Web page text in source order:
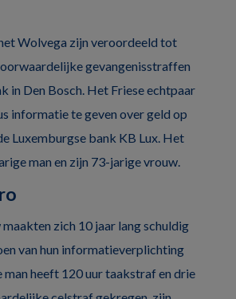
Wolvega zijn veroordeeld tot
gevangenisstraffen
in Den Bosch. Het Friese echtpaar
informatie te geven over geld op
Luxemburgse bank KB Lux. Het
man en zijn 73-jarige vrouw.
maakten zich 10 jaar lang schuldig
van hun informatieverplichting
man heeft 120 uur taakstraf en drie